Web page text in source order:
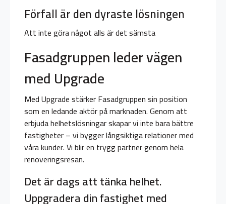
Förfall är den dyraste lösningen
Att inte göra något alls är det sämsta
Fasadgruppen leder vägen
med Upgrade
Med Upgrade stärker Fasadgruppen sin position
som en ledande aktör på marknaden. Genom att
erbjuda helhetslösningar skapar vi inte bara bättre
fastigheter – vi bygger långsiktiga relationer med
våra kunder. Vi blir en trygg partner genom hela
renoveringsresan.
Det är dags att tänka helhet.
Uppgradera din fastighet med